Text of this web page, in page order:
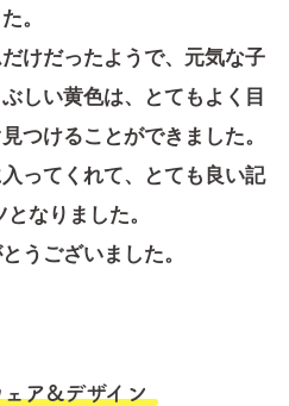
た。
けだったようで、元気な子
しい黄色は、とてもよく目
つけることができました。
ってくれて、とても良い記
なりました。
うございました。
ア&デザイン